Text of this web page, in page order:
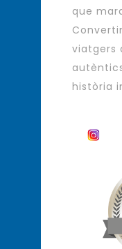
que
viatgers
història